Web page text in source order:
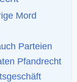
Mord
Parteien
Pfandrecht